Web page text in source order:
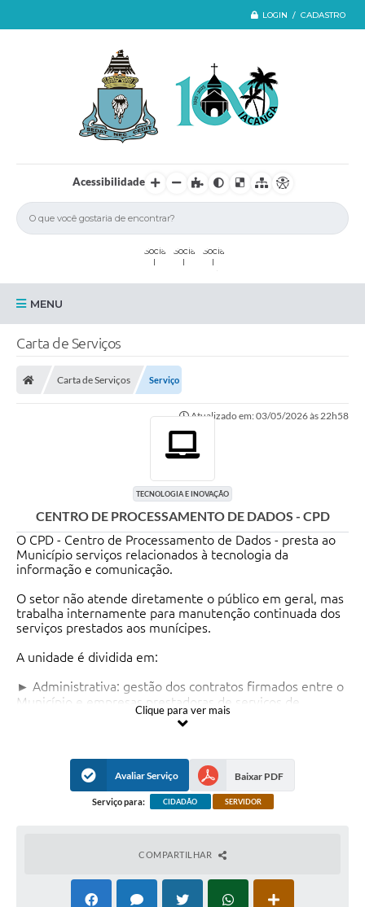
LOGIN / CADASTRO
Acessibilidade
MENU
Iacanga
Diário Oficial
Transparência
Internet Gratuita
Contato
FAQ / Perguntas e Respostas Frequentes
Carta de Serviços
Carta de Serviços Serviço
Atualizado em: 03/05/2026 às 22h58
TECNOLOGIA E INOVAÇÃO
CENTRO DE PROCESSAMENTO DE DADOS - CPD
O CPD - Centro de Processamento de Dados - presta ao
Município serviços relacionados à tecnologia da
informação e comunicação.
O setor não atende diretamente o público em geral, mas
trabalha internamente para manutenção continuada dos
serviços prestados aos munícipes.
A unidade é dividida em:
► Administrativa: gestão dos contratos firmados entre o
Município e empresas prestadoras de serviços de
parque tecnológico e periféricos pertencentes ao
Município de Iacanga, inclusive meios de comunicação e
transmissão, servidores de dados e segurança destes;
O setor atende ainda os serviços de telefonia (instalações
e transferências de linhas fixas, gestão de linhas móveis,
DDR e PABX) e televisão (realiza intermédio entre o
Clique para ver mais
Avaliar Serviço Baixar PDF
Serviço para: CIDADÃO SERVIDOR
COMPARTILHAR